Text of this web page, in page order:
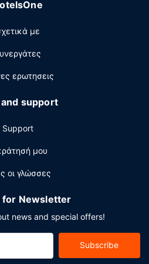
με
ερωτησεις
support
Support
μου
οι γλώσσες
for Newsletter
news and special offers!
Subscribe